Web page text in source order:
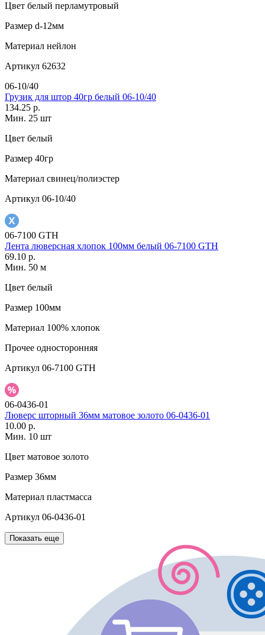
Цвет белый перламутровый
Размер d-12мм
Материал нейлон
Артикул 62632
06-10/40
Грузик для штор 40гр белый 06-10/40
134.25 р.
Мин. 25 шт
Цвет белый
Размер 40гр
Материал свинец/полиэстер
Артикул 06-10/40
06-7100 GTH
Лента люверсная хлопок 100мм белый 06-7100 GTH
69.10 р.
Мин. 50 м
Цвет белый
Размер 100мм
Материал 100% хлопок
Прочее односторонняя
Артикул 06-7100 GTH
06-0436-01
Люверс шторный 36мм матовое золото 06-0436-01
10.00 р.
Мин. 10 шт
Цвет матовое золото
Размер 36мм
Материал пластмасса
Артикул 06-0436-01
Показать еще